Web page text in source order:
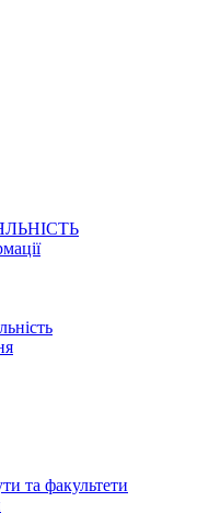
та факультети